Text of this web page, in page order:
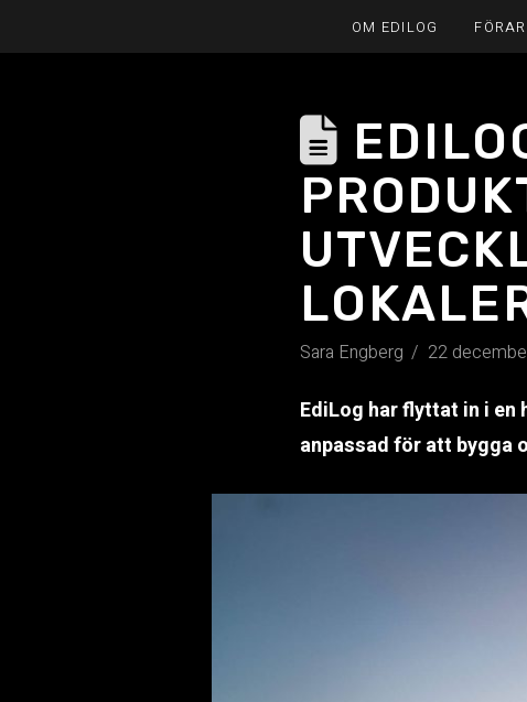
OM EDILOG
Sara Engberg 22
EdiLog har flyttat in i
anpassad för att bygga